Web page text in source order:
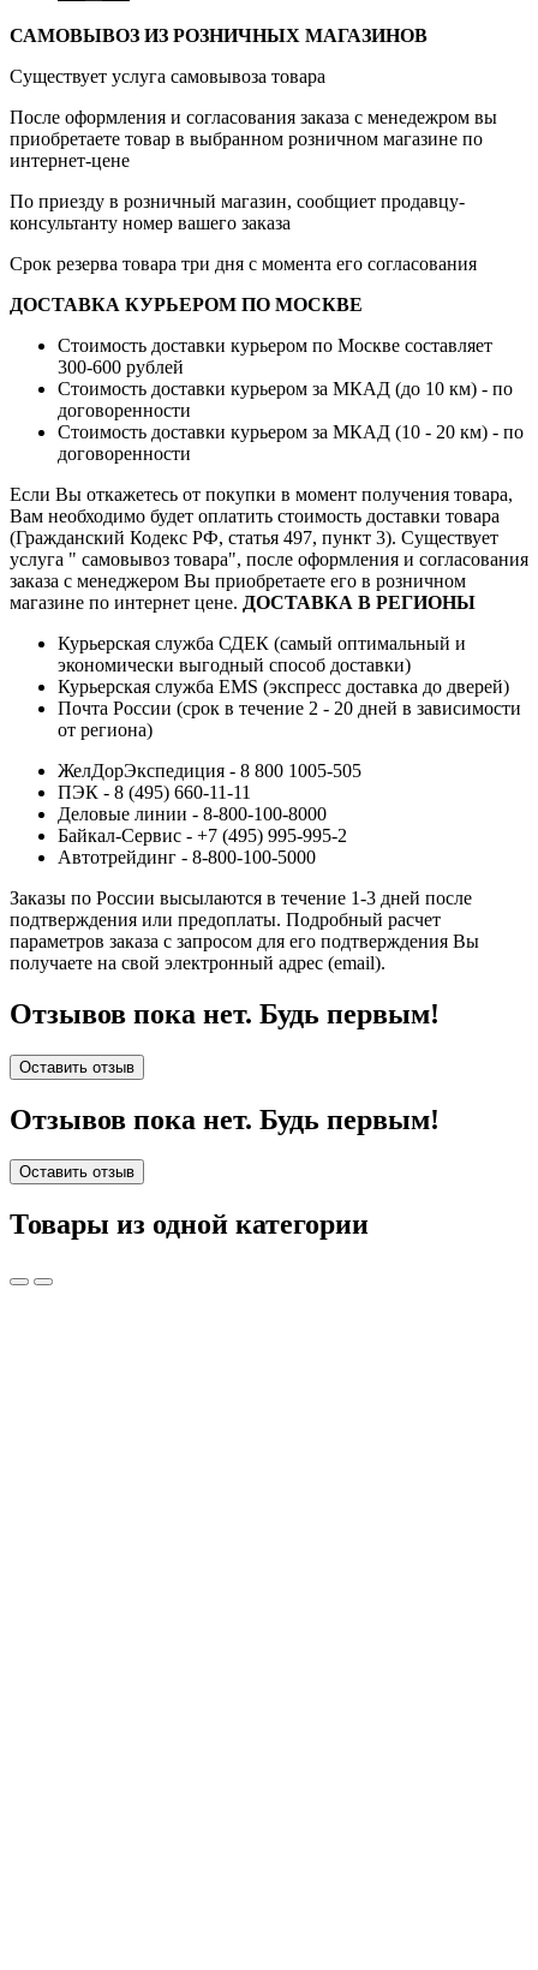
САМОВЫВОЗ ИЗ РОЗНИЧНЫХ МАГАЗИНОВ
Существует услуга самовывоза товара
После оформления и согласования заказа с менедежром вы
приобретаете товар в выбранном розничном магазине по
интернет-цене
По приезду в розничный магазин, сообщиет продавцу-
консультанту номер вашего заказа
Срок резерва товара три дня с момента его согласования
ДОСТАВКА КУРЬЕРОМ ПО МОСКВЕ
Стоимость доставки курьером по Москве составляет
300-600 рублей
Стоимость доставки курьером за МКАД (до 10 км) - по
договоренности
Стоимость доставки курьером за МКАД (10 - 20 км) - по
договоренности
Если Вы откажетесь от покупки в момент получения товара,
Вам необходимо будет оплатить стоимость доставки товара
(Гражданский Кодекс РФ, статья 497, пункт 3). Существует
услуга " самовывоз товара", после оформления и согласования
заказа с менеджером Вы приобретаете его в розничном
магазине по интернет цене. ДОСТАВКА В РЕГИОНЫ
Курьерская служба СДЕК (самый оптимальный и
экономически выгодный способ доставки)
Курьерская служба EMS (экспресс доставка до дверей)
Почта России (срок в течение 2 - 20 дней в зависимости
от региона)
ЖелДорЭкспедиция - 8 800 1005-505
ПЭК - 8 (495) 660-11-11
Деловые линии - 8-800-100-8000
Байкал-Сервис - +7 (495) 995-995-2
Автотрейдинг - 8-800-100-5000
Заказы по России высылаются в течение 1-3 дней после
подтверждения или предоплаты. Подробный расчет
параметров заказа с запросом для его подтверждения Вы
получаете на свой электронный адрес (email).
Отзывов пока нет. Будь первым!
Оставить отзыв
Отзывов пока нет. Будь первым!
Оставить отзыв
Товары из одной категории